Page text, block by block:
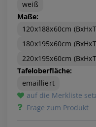
weiß
Maße:
120x188x60cm
180x195x60cm
220x195x60cm
Tafeloberfläche:
emailliert
auf die Merkliste
Frage zum Produkt